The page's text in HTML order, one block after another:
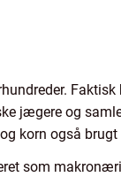
jægere og
korn også
som